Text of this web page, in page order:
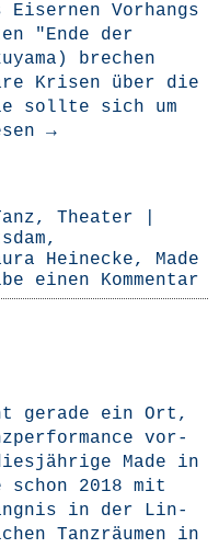
Vor­hangs
"Ende der
bre­chen
Kri­sen über die
soll­te sich um
→
, Theater
,
Heinecke, Made
einen Kommentar
gera­de ein Ort,
vor­
Made in
2018 mit
in der Lin­
Tanz­räu­men in